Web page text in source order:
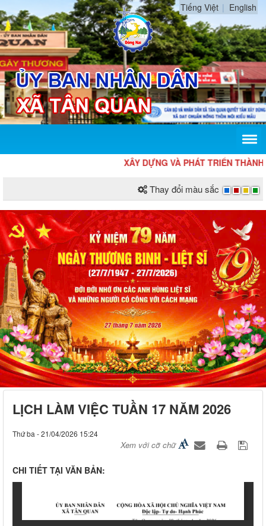
Tiếng Việt English
XÂY DỰNG VÀ PHÁT TRIỂN THÀNH
Thay đổi màu sắc
LỊCH LÀM VIỆC TUẦN 17 NĂM 2026
Thứ ba - 21/04/2026 15:24
Xem với cỡ chữ
CHI TIẾT TẠI VĂN BẢN: